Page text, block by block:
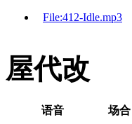
File:412-Idle.mp3
屋代改
语音 场合